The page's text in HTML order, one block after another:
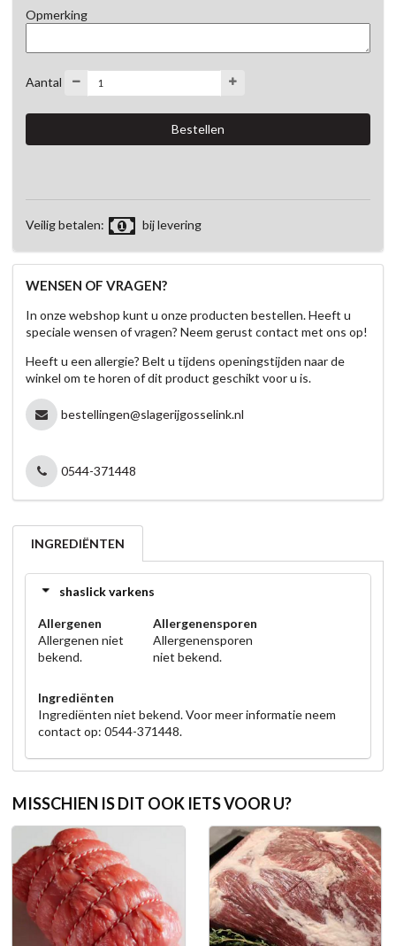
Opmerking
Aantal
Veilig betalen: bij levering
WENSEN OF VRAGEN?
In onze webshop kunt u onze producten bestellen. Heeft u
speciale wensen of vragen? Neem gerust contact met ons op!
Heeft u een allergie? Belt u tijdens openingstijden naar de
winkel om te horen of dit product geschikt voor u is.
bestellingen@slagerijgosselink.nl
0544-371448
INGREDIËNTEN
shaslick varkens
Allergenen
Allergenen niet
bekend.
Allergenensporen
Allergenensporen
niet bekend.
Ingrediënten
Ingrediënten niet bekend. Voor meer informatie neem
contact op: 0544-371448.
MISSCHIEN IS DIT OOK IETS VOOR U?